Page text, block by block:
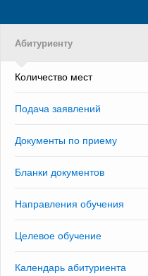
Абитуриенту
Количество мест
Подача заявлений
Документы по приему
Бланки документов
Направления обучения
Целевое обучение
Календарь абитуриента